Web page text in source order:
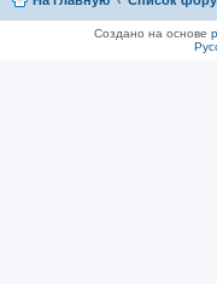
Создано на основе